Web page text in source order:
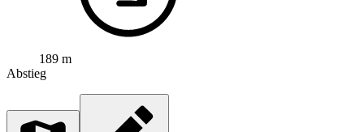
189 m
Abstieg